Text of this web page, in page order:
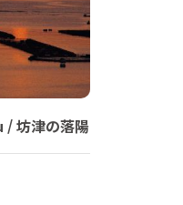
坊津の落陽